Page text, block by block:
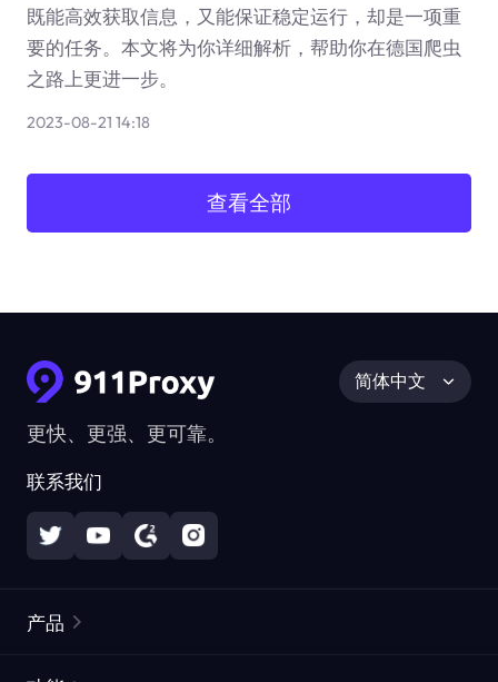
既能高效获取信息，又能保证稳定运行，却是一项重
要的任务。本文将为你详细解析，帮助你在德国爬虫
之路上更进一步。
2023-08-21 14:18
查看全部
更快、更强、更可靠。
联系我们
简体中文
产品